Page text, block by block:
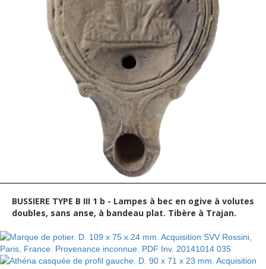
BUSSIERE TYPE B III 1 b - Lampes à bec en ogive à volutes
doubles, sans anse, à bandeau plat. Tibère à Trajan.